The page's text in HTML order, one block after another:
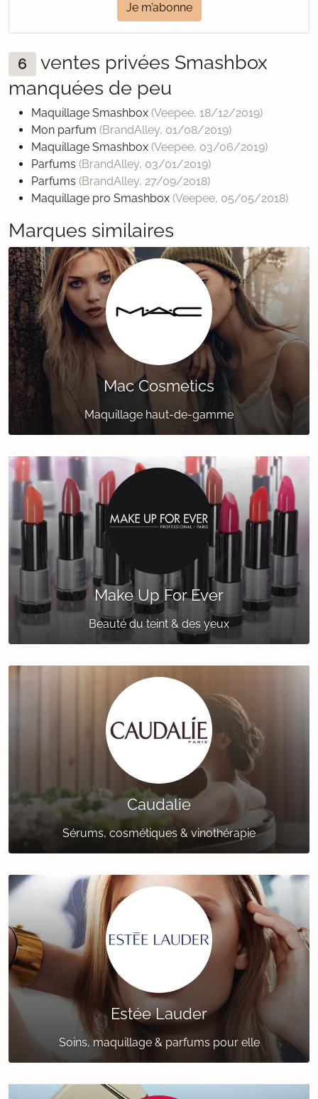
Je m’abonne
6
ventes privées Smashbox
manquées de peu
Maquillage Smashbox (Veepee, 18/12/2019)
Mon parfum (BrandAlley, 01/08/2019)
Maquillage Smashbox (Veepee, 03/06/2019)
Parfums (BrandAlley, 03/01/2019)
Parfums (BrandAlley, 27/09/2018)
Maquillage pro Smashbox (Veepee, 05/05/2018)
Marques similaires
Mac Cosmetics
Maquillage haut-de-gamme
Make Up For Ever
Beauté du teint & des yeux
Caudalie
Sérums, cosmétiques & vinothérapie
Estée Lauder
Soins, maquillage & parfums pour elle